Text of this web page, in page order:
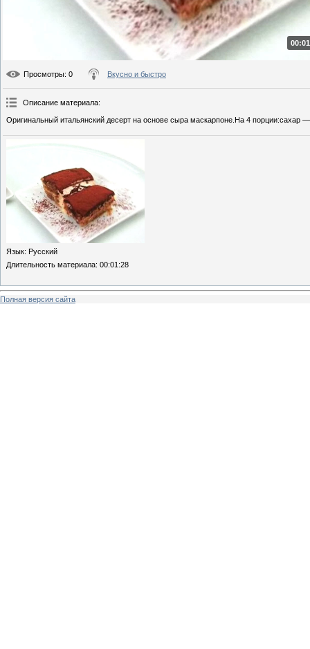
Просмотры: 0 Вкусно и быстро
Описание материала:
Оригинальный итальянский десерт на основе сыра маскарпоне.На 4
Язык: Русский
Длительность материала: 00:01:28
Полная версия сайта